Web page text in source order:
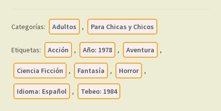
Completa
–
Tebeos
En
Formato
Categorías: Adultos , Para Chicas y Chicos
Etiquetas: Acción , Año: 1978 , Aventura ,
Ciencia Ficción , Fantasía , Horror ,
Idioma: Español , Tebeo: 1984